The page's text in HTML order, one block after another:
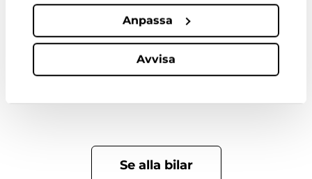
Anpassa
Avvisa
Bilar i samma kategori
Se alla bilar